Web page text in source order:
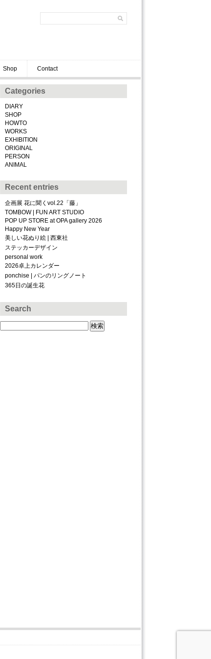
Shop Contact
Categories
DIARY
SHOP
HOWTO
WORKS
EXHIBITION
ORIGINAL
PERSON
ANIMAL
Recent entries
企画展 花に聞くvol.22「藤」
TOMBOW | FUN ART STUDIO
POP UP STORE at OPA gallery 2026
Happy New Year
美しい花ぬり絵 | 西東社
ステッカーデザイン
personal work
2026卓上カレンダー
ponchise | パンのリングノート
365日の誕生花
Search
索: